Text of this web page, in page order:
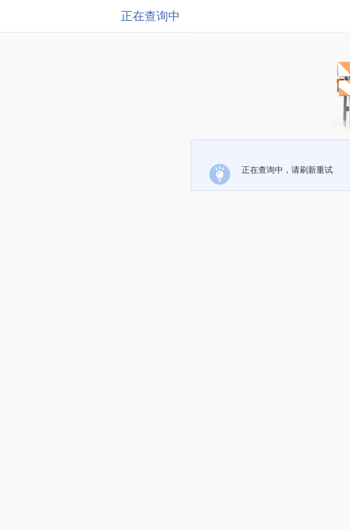
正在查询中
正在查询中，请刷新重试